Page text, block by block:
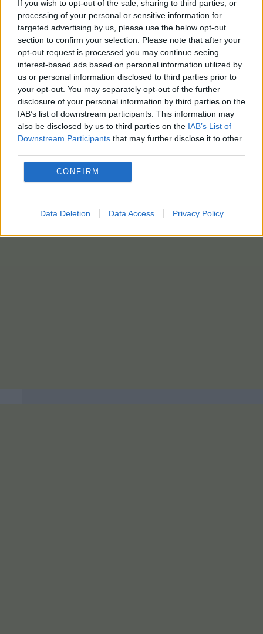
If you wish to opt-out of the sale, sharing to third parties, or
processing of your personal or sensitive information for
targeted advertising by us, please use the below opt-out
section to confirm your selection. Please note that after your
opt-out request is processed you may continue seeing
interest-based ads based on personal information utilized by
us or personal information disclosed to third parties prior to
your opt-out. You may separately opt-out of the further
disclosure of your personal information by third parties on the
IAB’s list of downstream participants. This information may
also be disclosed by us to third parties on the IAB’s List of
Downstream Participants that may further disclose it to other
CONFIRM
Data Deletion Data Access Privacy Policy
ταξιδιού μεταξύ μεγάλων πόλεων και
ενισχύοντας ακόμη περισσότερο την ήδη τεράστια
κυριαρχία της στον τομέα των τρένων υψηλής
ταχύτητας.
εδώ
photo αρχείου: pixabay